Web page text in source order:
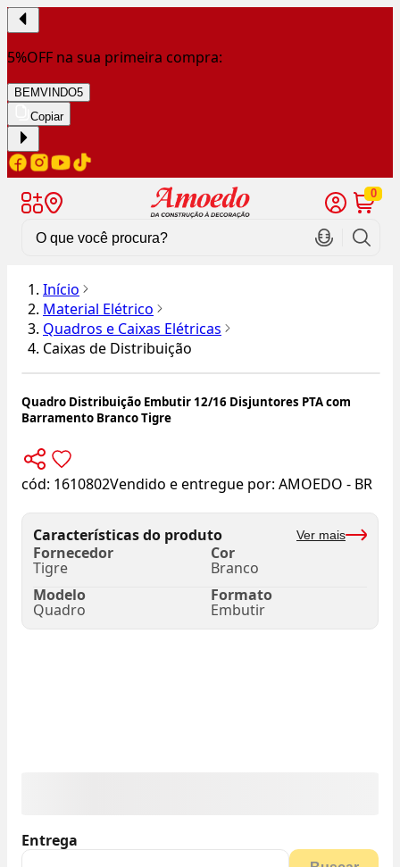
5%OFF na sua primeira compra:
BEMVINDO5
Copiar
0
Início
Material Elétrico
Quadros e Caixas Elétricas
Caixas de Distribuição
Quadro Distribuição Embutir 12/16 Disjuntores PTA com
Barramento Branco Tigre
cód: 1610802Vendido e entregue por: AMOEDO - BR
Características do produto Ver mais
Fornecedor
Tigre
Cor
Branco
Modelo
Quadro
Formato
Embutir
Entrega